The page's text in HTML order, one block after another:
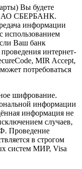
Вы будете
ПАО СБЕРБАНК.
информации
использованием
Ваш банк
интернет-
MIR Accept,
потребоваться
шифрование.
информации
информация не
случаев,
Проведение
в строгом
систем МИР, Visa